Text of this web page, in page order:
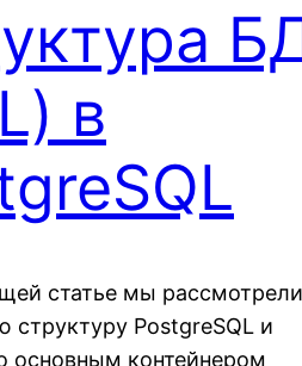
в
статье мы рассмотрели
структуру PostgreSQL и
основным контейнером